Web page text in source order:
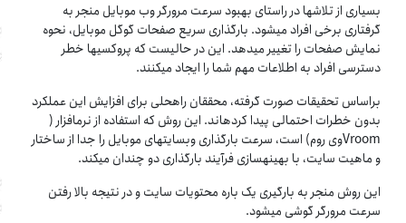
بسیاری از تلاش­ها در راستای بهبود سرعت مرورگر وب موبایل منجر به
گرفتاری برخی افراد می­شود. بارگذاری سریع صفحات گوگل موبایل، نحوه
نمایش صفحات را تغییر می­دهد. این در حالیست که پروکسی­ها خطر
دسترسی افراد به اطلاعات مهم شما را ایجاد می­کنند.
براساس تحقیقات صورت گرفته، محققان راه­حلی برای افزایش این عملکرد
بدون خطرات احتمالی پیدا کرده­اند. این روش که استفاده از نرم­افزار (
Vroomوی روم) است، سرعت بارگذاری وب­سایت­های موبایل را جدا از ساختار
و ماهیت سایت، با بهینه­سازی فرآیند بارگذاری دو چندان می­کند.
این روش منجر به بارگیری یک باره محتویات سایت و در نتیجه بالا رفتن
سرعت مرورگر گوشی می­شود.